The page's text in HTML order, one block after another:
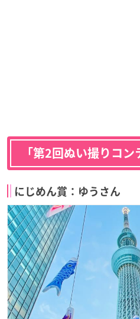
「第2回ぬい撮りコン
にじめん賞：ゆうさん